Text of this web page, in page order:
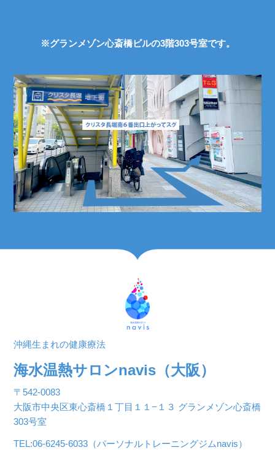
※グランメゾン心斎橋ビルの3階303号室です。
沖縄生まれの健康療法
海水温熱サロンnavis（大阪）
〒542-0083
大阪市中央区東心斎橋１丁目１１−１３ グランメゾン心斎橋
303号室
TEL:06-6245-6033（パーソナルトレーニングジムnavis）